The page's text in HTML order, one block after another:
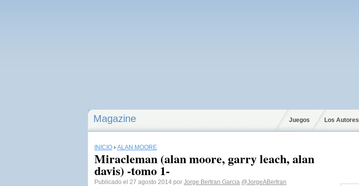
Magazine Juegos Los Autores
INICIO › ALAN MOORE
Miracleman (alan moore, garry leach, alan
davis) -tomo 1-
Publicado el 27 agosto 2014 por Jorge Bertran Garcia @JorgeABertran